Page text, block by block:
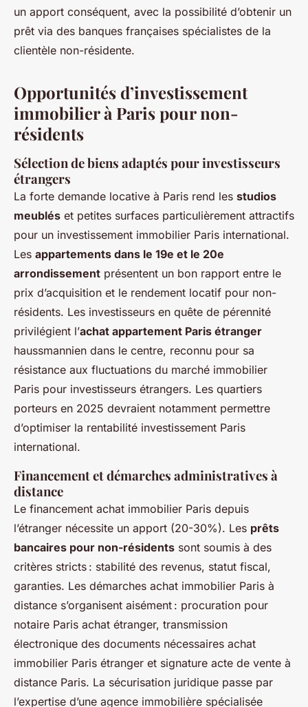
un apport conséquent, avec la possibilité d’obtenir un
prêt via des banques françaises spécialistes de la
clientèle non-résidente.
Opportunités d’investissement
immobilier à Paris pour non-
résidents
Sélection de biens adaptés pour investisseurs
étrangers
La forte demande locative à Paris rend les studios
meublés et petites surfaces particulièrement attractifs
pour un investissement immobilier Paris international.
Les appartements dans le 19e et le 20e
arrondissement présentent un bon rapport entre le
prix d’acquisition et le rendement locatif pour non-
résidents. Les investisseurs en quête de pérennité
privilégient l’achat appartement Paris étranger
haussmannien dans le centre, reconnu pour sa
résistance aux fluctuations du marché immobilier
Paris pour investisseurs étrangers. Les quartiers
porteurs en 2025 devraient notamment permettre
d’optimiser la rentabilité investissement Paris
international.
Financement et démarches administratives à
distance
Le financement achat immobilier Paris depuis
l’étranger nécessite un apport (20-30%). Les prêts
bancaires pour non-résidents sont soumis à des
critères stricts : stabilité des revenus, statut fiscal,
garanties. Les démarches achat immobilier Paris à
distance s’organisent aisément : procuration pour
notaire Paris achat étranger, transmission
électronique des documents nécessaires achat
immobilier Paris étranger et signature acte de vente à
distance Paris. La sécurisation juridique passe par
l’expertise d’une agence immobilière spécialisée